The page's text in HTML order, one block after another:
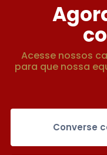
Acesse nossos
para que nossa
Converse